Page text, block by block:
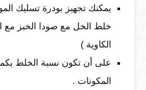
يمكنك تجهيز بودرة تسليك
خلط الخل مع صودا الخبز مع
الكاوية )
على أن تكون نسبة الخلط
المكونات .